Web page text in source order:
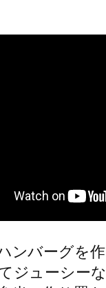
ンバーグを作
ジューシー